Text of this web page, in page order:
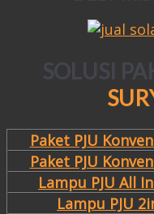
SOLUSI
Paket PJU
Paket PJU
Lampu PJU All
Lampu PJU